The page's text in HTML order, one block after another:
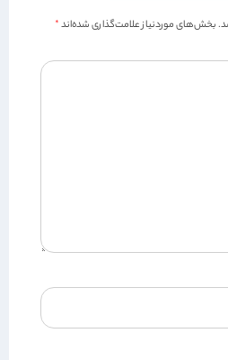
بخش‌های موردنیاز علامت‌گذاری شده‌اند*